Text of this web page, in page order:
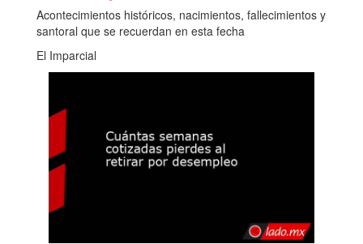
Acontecimientos históricos, nacimientos, fallecimientos y
santoral que se recuerdan en esta fecha
El Imparcial